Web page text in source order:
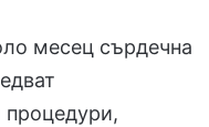
месец сърдечна
процедури,